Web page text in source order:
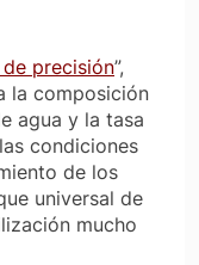
precisión”,
la composición
agua y la tasa
condiciones
de los
universal de
mucho